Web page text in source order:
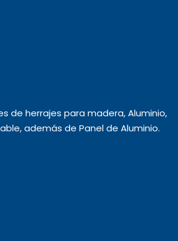
de herrajes para madera, Aluminio,
además de Panel de Aluminio.